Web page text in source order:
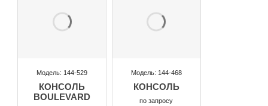
Модель: 144-529
КОНСОЛЬ
BOULEVARD
Модель: 144-468
КОНСОЛЬ
по запросу